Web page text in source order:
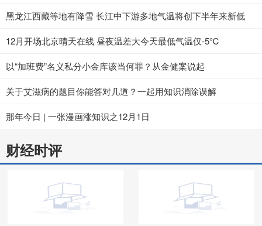
黑龙江西藏等地有降雪 长江中下游多地气温将创下半年来新低
12月开场北京晴天在线 昼夜温差大今天最低气温仅-5℃
以“加班费”名义私分小金库该当何罪？从金健案说起
关于艾滋病的题目你能答对几道？一起用知识消除误解
那年今日 | 一张漫画涨知识之12月1日
财经时评